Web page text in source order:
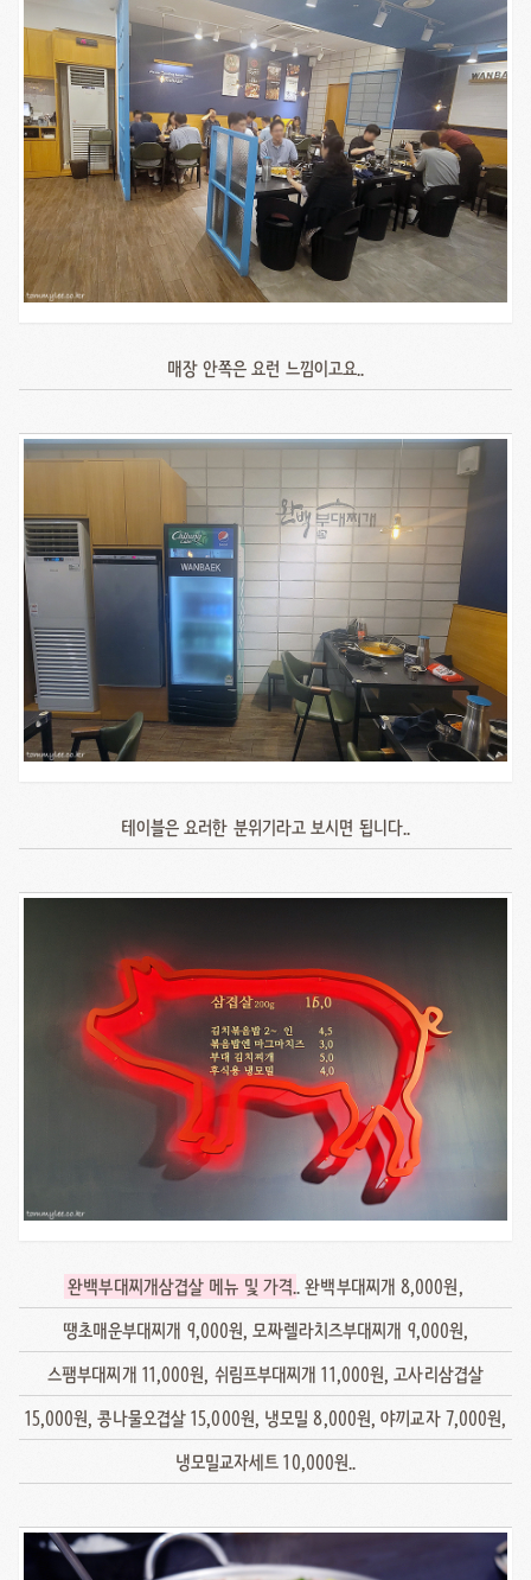
매장 안쪽은 요런 느낌이고요..
테이블은 요러한 분위기라고 보시면 됩니다..
완백부대찌개삼겹살 메뉴 및 가격.. 완백부대찌개 8,000원,
땡초매운부대찌개 9,000원, 모짜렐라치즈부대찌개 9,000원,
스팸부대찌개 11,000원, 쉬림프부대찌개 11,000원, 고사리삼겹살
15,000원, 콩나물오겹살 15,000원, 냉모밀 8,000원, 야끼교자 7,000원,
냉모밀교자세트 10,000원..